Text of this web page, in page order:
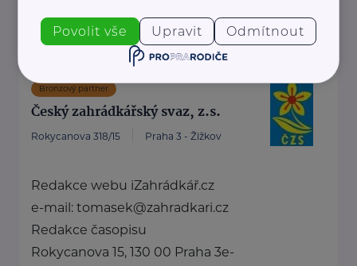
info@sallie.cz
Bronzový partner
Český zahrádkářský svaz, z.s.
Rokycanova 318/15 Praha 3 - Žižkov
Redakce webu iZahrádkář.cz
e-mail: tomasek@zahradkari.cz
Redakce časopisu
Rokycanova 15, 130 00 Praha 3e-
Povolit vše Upravit Odmítnout